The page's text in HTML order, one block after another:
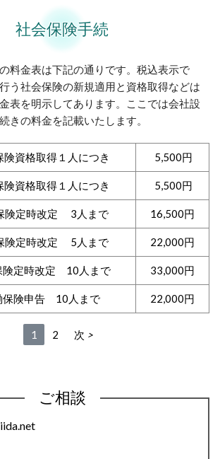
社会保険手続
料金表は下記の通りです。税込表示で
う社会保険の新規適用と資格取得などは
表を明示してあります。ここでは会社設
きの料金を記載いたします。
険資格取得１人につき 5,500円
険資格取得１人につき 5,500円
険定時改定 3人まで 16,500円
険定時改定 5人まで 22,000円
険定時改定 10人まで 33,000円
保険申告 10人まで 22,000円
1 2 次
ご相談